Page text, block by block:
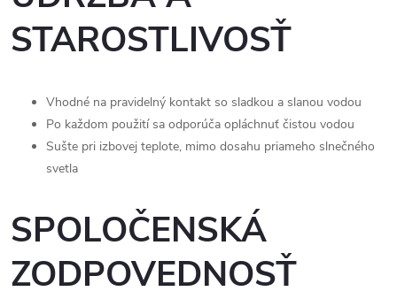
STAROSTLIVOSŤ
Vhodné na pravidelný kontakt so sladkou a slanou vodou
Po každom použití sa odporúča opláchnuť čistou vodou
Sušte pri izbovej teplote, mimo dosahu priameho slnečného
svetla
SPOLOČENSKÁ
ZODPOVEDNOSŤ